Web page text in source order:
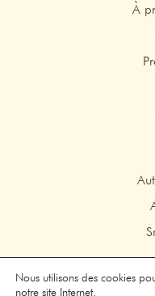
À
© 2026 Idemo
Nous utilisons des cookies
notre site Internet.